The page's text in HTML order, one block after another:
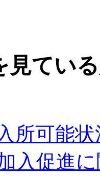
見てい
所可能
入促進